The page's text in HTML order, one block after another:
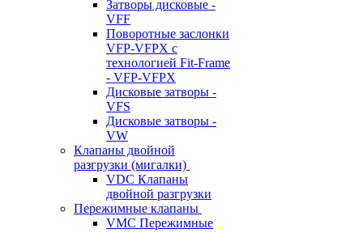
Затворы дисковые -
VFF
Поворотные заслонки
VFP-VFPX с
технологией Fit-Frame
- VFP-VFPX
Дисковые затворы -
VFS
Дисковые затворы -
VW
Клапаны двойной
разгрузки (мигалки)
VDC Клапаны
двойной разгрузки
Пережимные клапаны
VMC Пережимные